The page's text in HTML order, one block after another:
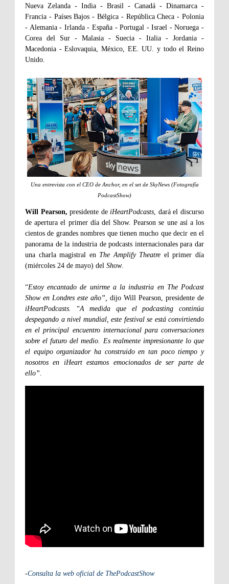
Nueva Zelanda - India - Brasil - Canadá - Dinamarca -
Francia - Países Bajos - Bélgica - República Checa - Polonia
- Alemania - Irlanda - España - Portugal - Israel - Noruega -
Corea del Sur - Malasia - Suecia - Italia - Jordania -
Macedonia - Eslovaquia, México, EE. UU. y todo el Reino
Unido.
Una entrevista con el CEO de Anchor, en el set de SkyNews (Fotografía
PodcastShow)
Will Pearson,presidente deiHeartPodcasts, dará el discurso
de apertura el primer día del Show. Pearson se une así a los
cientos de grandes nombres que tienen mucho que decir en el
panorama de la industria de podcasts internacionales para dar
una charla magistral en The Amplify Theatre el primer día
(miércoles 24 de mayo) del Show.
“Estoy encantado de unirme a la industria en The Podcast
Show en Londres este año”, dijo Will Pearson, presidente de
iHeartPodcasts. “A medida que el podcasting continúa
despegando a nivel mundial, este festival se está convirtiendo
en el principal encuentro internacional para conversaciones
sobre el futuro del medio. Es realmente impresionante lo que
el equipo organizador ha construido en tan poco tiempo y
nosotros en iHeart estamos emocionados de ser parte de
ello”.
-Consulta la web oficial de ThePodcastShow